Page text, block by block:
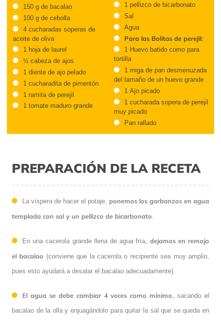
150 g de bacalao
100 g de cebolla
4 cucharadas soperas de
aceite de oliva
1 hoja de laurel
½ cabeza de ajos
1 diente de ajo pelado
1 cucharadita de pimentón
1 ramita de perejil
1 tomate maduro grande
1 pellizco de bicarbonato
Sal
Agua
Para las Bolitas de perejil:
1 Huevo batido como para
tortilla
1 miga de pan desmenuzada
del tamaño de un huevo grande
1 Ajo picado
1 cucharada sopera de perejil
muy picado
Pan rallado
PREPARACIÓN DE LA RECETA
La víspera de hacer el potaje, ponemos los garbanzos en agua
templada con sal y un pellizco de bicarbonato.
En una cacerola grande llena de agua fría, dejamos en remojo
el bacalao (conviene que la cacerola o recipiente sea muy amplio,
pues esto ayudará a desalar el bacalao adecuadamente).
El agua se debe cambiar 4 veces como mínimo, sacando el
bacalao de la olla y enjuagándolo para quitar la sal que se queda en